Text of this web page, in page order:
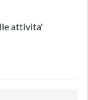
attivita'